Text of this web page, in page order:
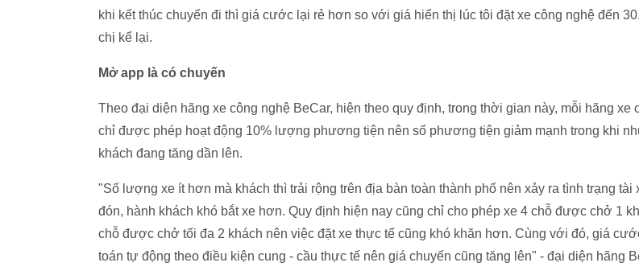
khi kết thúc chuyến đi thì giá cước lại rẻ hơn so với giá hiển thị lúc tôi đặt xe công nghệ đến
chị kể lại.
Mở app là có chuyến
Theo đại diện hãng xe công nghệ BeCar, hiện theo quy định, trong thời gian này, mỗi hãng xe
chỉ được phép hoạt động 10% lượng phương tiện nên số phương tiện giảm mạnh trong khi
khách đang tăng dần lên.
"Số lượng xe ít hơn mà khách thì trải rộng trên địa bàn toàn thành phố nên xảy ra tình trạng tài
đón, hành khách khó bắt xe hơn. Quy định hiện nay cũng chỉ cho phép xe 4 chỗ được chở 1
chỗ được chở tối đa 2 khách nên việc đặt xe thực tế cũng khó khăn hơn. Cùng với đó, giá
toán tự động theo điều kiện cung - cầu thực tế nên giá chuyến cũng tăng lên" - đại diện hãng